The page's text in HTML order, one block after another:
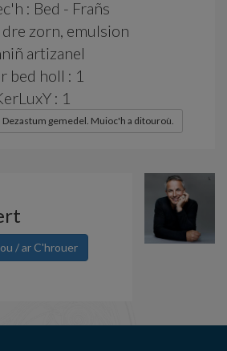
: Bed - Frañs
zorn, emulsion
artizanel
bed holl : 1
: 1
Dezastum gemedel. Muioc'h a ditouroù.
/ ar C'hrouer